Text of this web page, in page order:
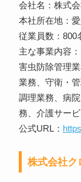
会社名：株式
本社所在地：
従業員数：800
主な事業内容
害虫防除管理
業務、守衛・
調理業務、病
務、介護サー
公式URL：
株式会社ク